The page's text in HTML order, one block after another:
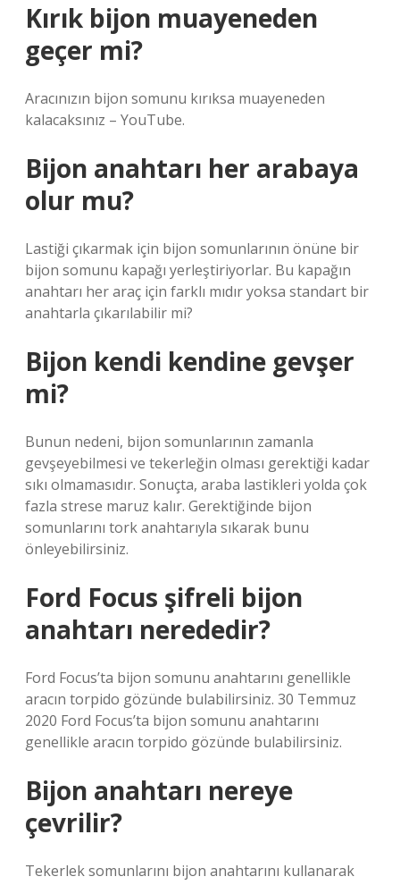
Kırık bijon muayeneden
geçer mi?
Aracınızın bijon somunu kırıksa muayeneden
kalacaksınız – YouTube.
Bijon anahtarı her arabaya
olur mu?
Lastiği çıkarmak için bijon somunlarının önüne bir
bijon somunu kapağı yerleştiriyorlar. Bu kapağın
anahtarı her araç için farklı mıdır yoksa standart bir
anahtarla çıkarılabilir mi?
Bijon kendi kendine gevşer
mi?
Bunun nedeni, bijon somunlarının zamanla
gevşeyebilmesi ve tekerleğin olması gerektiği kadar
sıkı olmamasıdır. Sonuçta, araba lastikleri yolda çok
fazla strese maruz kalır. Gerektiğinde bijon
somunlarını tork anahtarıyla sıkarak bunu
önleyebilirsiniz.
Ford Focus şifreli bijon
anahtarı nerededir?
Ford Focus’ta bijon somunu anahtarını genellikle
aracın torpido gözünde bulabilirsiniz. 30 Temmuz
2020 Ford Focus’ta bijon somunu anahtarını
genellikle aracın torpido gözünde bulabilirsiniz.
Bijon anahtarı nereye
çevrilir?
Tekerlek somunlarını bijon anahtarını kullanarak